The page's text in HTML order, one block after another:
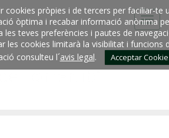
cookies pròpies i de tercers per faciliar-te
òptima i recabar informació anònima
les teves preferències i pautes de
les cookies limitarà la visibilitat i funcions
consulteu l´avis legal. Acceptar